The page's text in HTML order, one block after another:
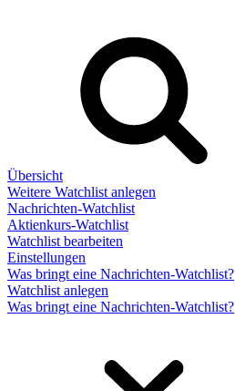
Übersicht
Weitere Watchlist anlegen
Nachrichten-Watchlist
Aktienkurs-Watchlist
Watchlist bearbeiten
Einstellungen
Was bringt eine Nachrichten-Watchlist?
Watchlist anlegen
Was bringt eine Nachrichten-Watchlist?